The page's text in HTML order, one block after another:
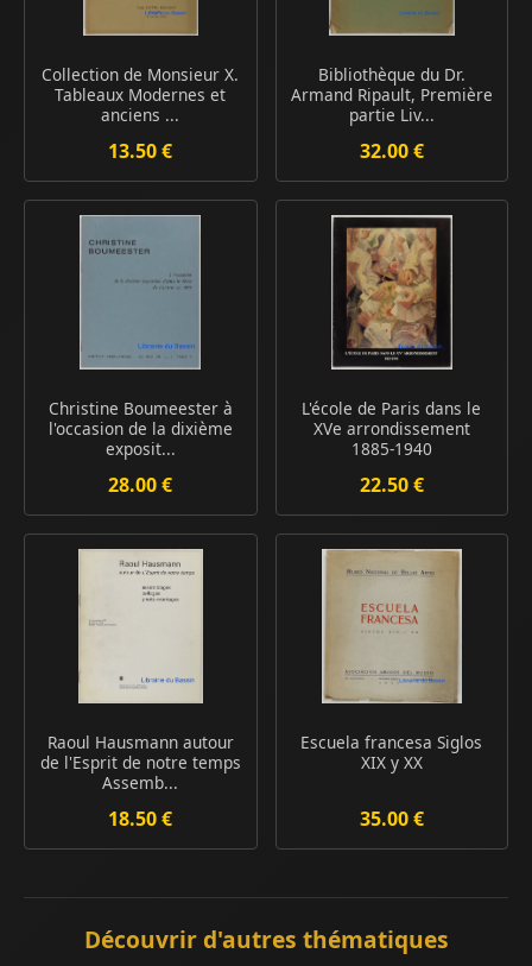
Collection de Monsieur X.
Tableaux Modernes et
anciens ...
13.50 €
Bibliothèque du Dr.
Armand Ripault, Première
partie Liv...
32.00 €
Christine Boumeester à
l'occasion de la dixième
exposit...
28.00 €
L'école de Paris dans le
XVe arrondissement
1885-1940
22.50 €
Raoul Hausmann autour
de l'Esprit de notre temps
Assemb...
18.50 €
Escuela francesa Siglos
XIX y XX
35.00 €
Découvrir d'autres thématiques